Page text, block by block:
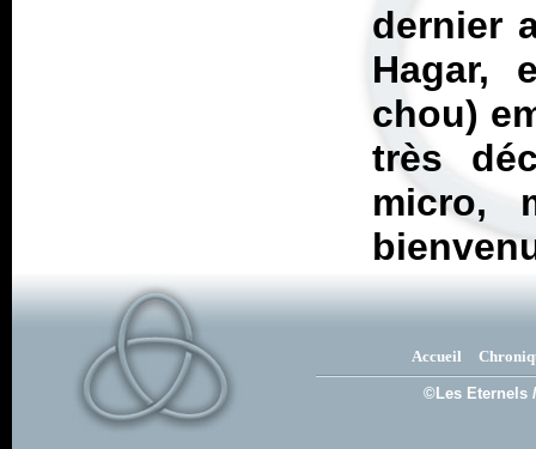
dernier
Hagar,
chou)
très
micro,
Accueil
©Les Eternels